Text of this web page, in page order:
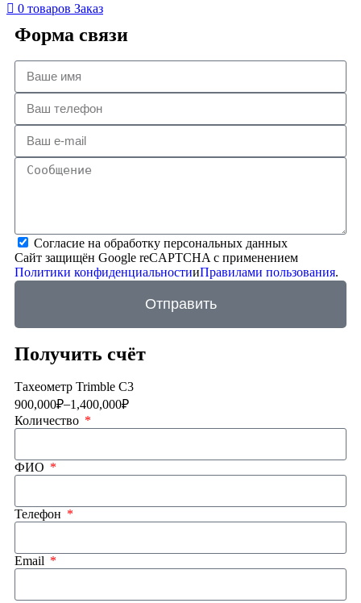
0 товаров Заказ
Форма связи
Согласие на обработку персональных данных
Сайт защищён Google reCAPTCHA с применением
Политики конфиденциальностииПравилами пользования.
Отправить
Получить счёт
Тахеометр Trimble C3
900,000₽–1,400,000₽
Количество
ФИО
Телефон
Email